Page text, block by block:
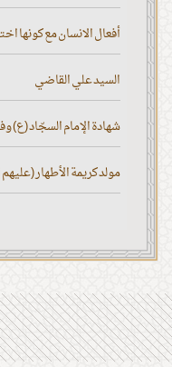
أفعال الانسان مع كونها
السيد علي القاضي
شهادة الإمام السجّاد (ع)
مولد كريمة الأطهار